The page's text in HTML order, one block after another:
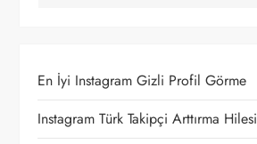
z
i
En İyi Instagram Gizli Profil Görme
Instagram Türk Takipçi Arttırma Hilesi